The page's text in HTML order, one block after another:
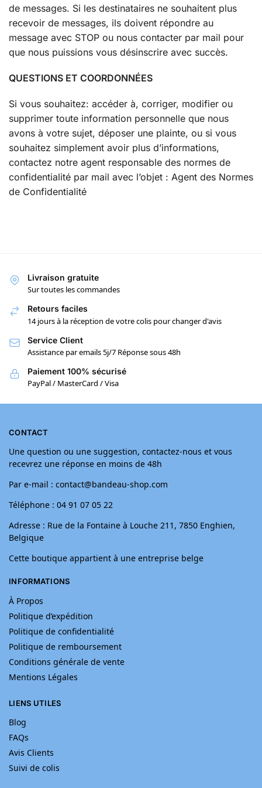
de messages. Si les destinataires ne souhaitent plus
recevoir de messages, ils doivent répondre au
message avec STOP ou nous contacter par mail pour
que nous puissions vous désinscrire avec succès.
QUESTIONS ET COORDONNÉES
Si vous souhaitez: accéder à, corriger, modifier ou
supprimer toute information personnelle que nous
avons à votre sujet, déposer une plainte, ou si vous
souhaitez simplement avoir plus d’informations,
contactez notre agent responsable des normes de
confidentialité par mail avec l’objet : Agent des Normes
de Confidentialité
Livraison gratuite
Sur toutes les commandes
Retours faciles
14 jours à la réception de votre colis pour changer d'avis
Service Client
Assistance par emails 5j/7 Réponse sous 48h
Paiement 100% sécurisé
PayPal / MasterCard / Visa
CONTACT
Une question ou une suggestion, contactez-nous et vous
recevrez une réponse en moins de 48h
Par e-mail : contact@bandeau-shop.com
Téléphone : 04 91 07 05 22
Adresse : Rue de la Fontaine à Louche 211, 7850 Enghien,
Belgique
Cette boutique appartient à une entreprise belge
INFORMATIONS
À Propos
Politique d’expédition
Politique de confidentialité
Politique de remboursement
Conditions générale de vente
Mentions Légales
LIENS UTILES
Blog
FAQs
Avis Clients
Suivi de colis